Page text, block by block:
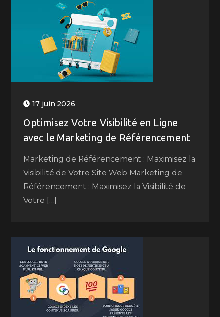
17 juin 2026
Optimisez Votre Visibilité en Ligne
avec le Marketing de Référencement
Marketing de Référencement : Maximisez la
Visibilité de Votre Site Web Marketing de
Référencement : Maximisez la Visibilité de
Votre […]